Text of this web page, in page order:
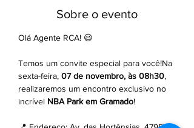
Sobre o evento
Olá Agente RCA! 😃
Temos um convite especial para você!Na
sexta-feira, 07 de novembro, às 08h30,
realizaremos um encontro exclusivo no
incrível NBA Park em Gramado!